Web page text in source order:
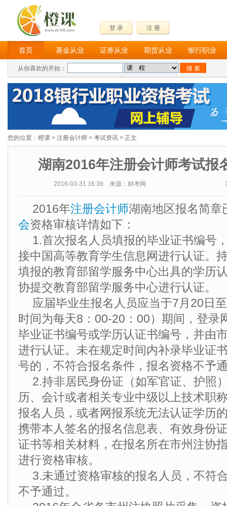
登 录 注 册
首页 基金从业 证券从业 期货从业 银行职业
从你喜欢的开始：
您的位置： 橙课 > 注册会计师 > 考试资讯 > 正文
湖南2016年注册会计师考试报
2016-03-31 16:38 来源：财考网
2016年注册会计师湖南地区报名简章
会资格审核详情如下：
1.首次报名人员填报的毕业证书编号
接中国高等教育学生信息网进行认证。
填报的教育部留学服务中心出具的学历
协提交教育部留学服务中心进行认证。
应届毕业生报名人员应当于7月20日
时间为每天8：00-20：00）期间，登录
毕业证书编号或学历认证书编号，并由
进行认证。未在规定时间内补录毕业证
号的，不符合报名条件，报名资格不予
2.持非居民身份证（如军官证、护照
历、会计或者相关专业中级以上技术职
报名人员，或者网报系统无法认证学历
携带本人签名的报名信息表、有效身份
证书等相关材料，在报名所在市州注协
进行资格审核。
3.未通过资格审核的报名人员，不符
不予通过。